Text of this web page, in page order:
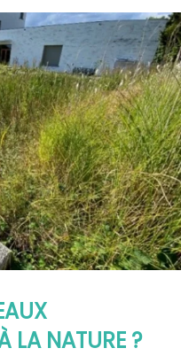
LA NATURE ?